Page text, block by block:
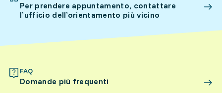
Per prendere appuntamento, contattare
l’ufficio dell’orientamento più vicino
FAQ
Domande più frequenti